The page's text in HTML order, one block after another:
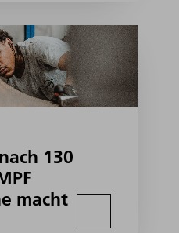
130
macht